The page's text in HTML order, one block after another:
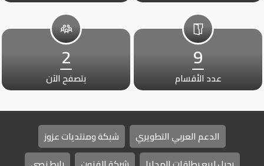
9
عدد الأقسام
2
يتصفح الآن
الدعم العربي التطويري
شبكة ومنتديات عزوز